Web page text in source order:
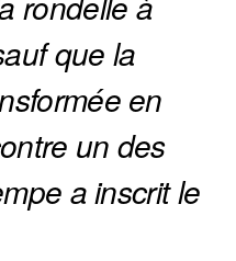
que la
en
un des
a inscrit le